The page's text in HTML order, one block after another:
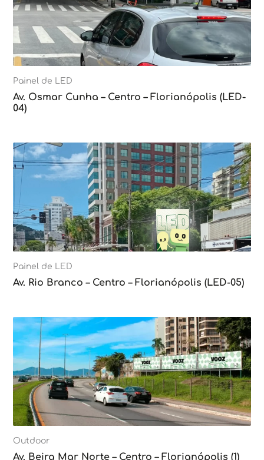
Painel de LED
Av. Osmar Cunha – Centro – Florianópolis (LED-
04)
Painel de LED
Av. Rio Branco – Centro – Florianópolis (LED-05)
Outdoor
Av. Beira Mar Norte – Centro – Florianópolis (1)